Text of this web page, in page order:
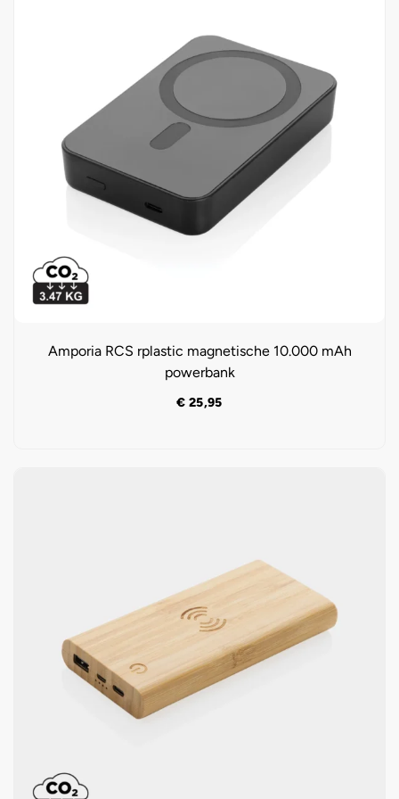
Amporia RCS rplastic magnetische 10.000 mAh
powerbank
€ 25,95